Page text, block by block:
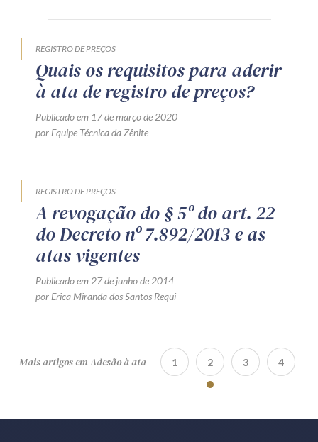
REGISTRO DE PREÇOS
Quais os requisitos para aderir
à ata de registro de preços?
Publicado em 17 de março de 2020
por Equipe Técnica da Zênite
REGISTRO DE PREÇOS
A revogação do § 5º do art. 22
do Decreto nº 7.892/2013 e as
atas vigentes
Publicado em 27 de junho de 2014
por Erica Miranda dos Santos Requi
Mais artigos em Adesão à ata 1 2 3 4